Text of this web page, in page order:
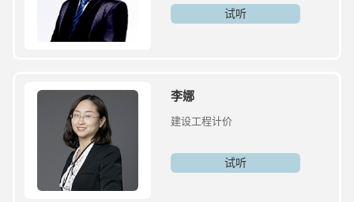
试听
李娜
建设工程计价
试听